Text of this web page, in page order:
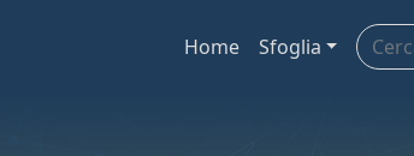
Home Sfoglia